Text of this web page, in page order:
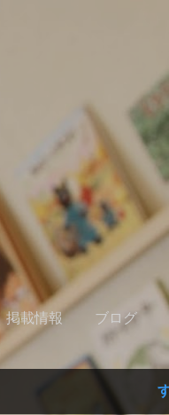
掲載情報 ブログ